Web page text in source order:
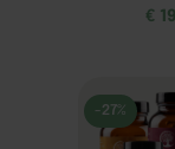
€
-27%